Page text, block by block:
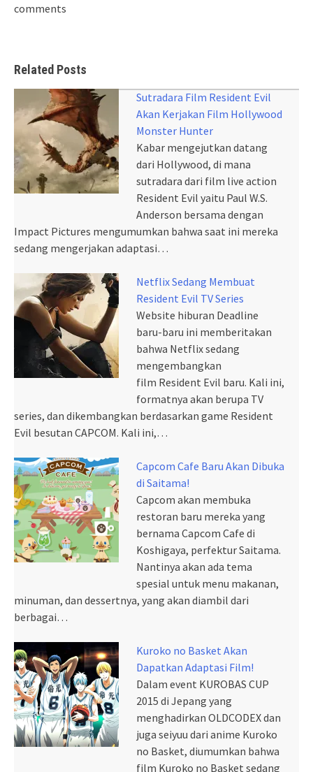
comments
Related Posts
Sutradara Film Resident Evil
Akan Kerjakan Film Hollywood
Monster Hunter
Kabar mengejutkan datang
dari Hollywood, di mana
sutradara dari film live action
Resident Evil yaitu Paul W.S.
Anderson bersama dengan
Impact Pictures mengumumkan bahwa saat ini mereka
sedang mengerjakan adaptasi…
Netflix Sedang Membuat
Resident Evil TV Series
Website hiburan Deadline
baru-baru ini memberitakan
bahwa Netflix sedang
mengembangkan
film Resident Evil baru. Kali ini,
formatnya akan berupa TV
series, dan dikembangkan berdasarkan game Resident
Evil besutan CAPCOM. Kali ini,…
Capcom Cafe Baru Akan Dibuka
di Saitama!
Capcom akan membuka
restoran baru mereka yang
bernama Capcom Cafe di
Koshigaya, perfektur Saitama.
Nantinya akan ada tema
spesial untuk menu makanan,
minuman, dan dessertnya, yang akan diambil dari
berbagai…
Kuroko no Basket Akan
Dapatkan Adaptasi Film!
Dalam event KUROBAS CUP
2015 di Jepang yang
menghadirkan OLDCODEX dan
juga seiyuu dari anime Kuroko
no Basket, diumumkan bahwa
film Kuroko no Basket sedang